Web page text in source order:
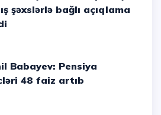
şəxslərlə bağlı açıqlama
48 faiz artıb